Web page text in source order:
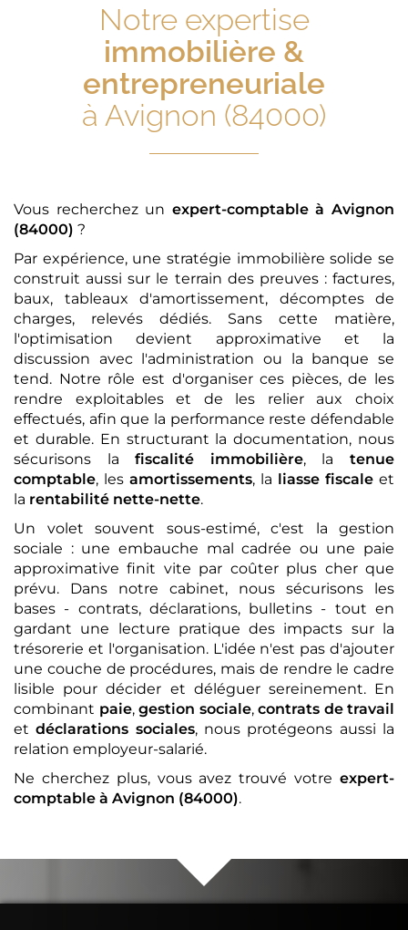
Notre expertise
immobilière &
entrepreneuriale
à Avignon (84000)
Vous recherchez un expert-comptable à Avignon
(84000) ?
Par expérience, une stratégie immobilière solide se
construit aussi sur le terrain des preuves : factures,
baux, tableaux d'amortissement, décomptes de
charges, relevés dédiés. Sans cette matière,
l'optimisation devient approximative et la
discussion avec l'administration ou la banque se
tend. Notre rôle est d'organiser ces pièces, de les
rendre exploitables et de les relier aux choix
effectués, afin que la performance reste défendable
et durable. En structurant la documentation, nous
sécurisons lafiscalité immobilière, latenue
comptable, les amortissements, la liasse fiscale et
la rentabilité nette-nette.
Un volet souvent sous-estimé, c'est la gestion
sociale : une embauche mal cadrée ou une paie
approximative finit vite par coûter plus cher que
prévu. Dans notre cabinet, nous sécurisons les
bases - contrats, déclarations, bulletins - tout en
gardant une lecture pratique des impacts sur la
trésorerie et l'organisation. L'idée n'est pas d'ajouter
une couche de procédures, mais de rendre le cadre
lisible pour décider et déléguer sereinement. En
combinant paie, gestion sociale, contrats de travail
etdéclarations sociales, nous protégeons aussi la
relation employeur-salarié.
Ne cherchez plus, vous avez trouvé votre expert-
comptable à Avignon (84000).